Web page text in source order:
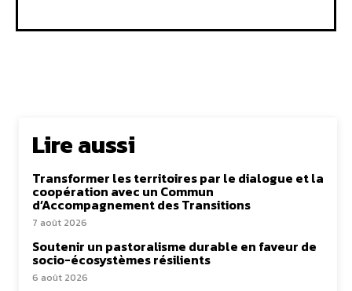
Lire aussi
Transformer les territoires par le dialogue et la
coopération avec un Commun
d’Accompagnement des Transitions
7 août 2026
Soutenir un pastoralisme durable en faveur de
socio-écosystèmes résilients
6 août 2026